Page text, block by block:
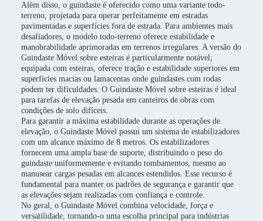
Além disso, o guindaste é oferecido como uma variante todo-
terreno, projetada para operar perfeitamente em estradas
pavimentadas e superfícies fora de estrada. Para ambientes mais
desafiadores, o modelo todo-terreno oferece estabilidade e
manobrabilidade aprimoradas em terrenos irregulares. A versão do
Guindaste Móvel sobre esteiras é particularmente notável;
equipada com esteiras, oferece tração e estabilidade superiores em
superfícies macias ou lamacentas onde guindastes com rodas
podem ter dificuldades. O Guindaste Móvel sobre esteiras é ideal
para tarefas de elevação pesada em canteiros de obras com
condições de solo difíceis.
Para garantir a máxima estabilidade durante as operações de
elevação, o Guindaste Móvel possui um sistema de estabilizadores
com um alcance máximo de 8 metros. Os estabilizadores
fornecem uma ampla base de suporte, distribuindo o peso do
guindaste uniformemente e evitando tombamentos, mesmo ao
manusear cargas pesadas em alcances estendidos. Esse recurso é
fundamental para manter os padrões de segurança e garantir que
as elevações sejam realizadas com confiança e controle.
No geral, o Guindaste Móvel combina velocidade, força e
versatilidade, tornando-o uma escolha principal para indústrias